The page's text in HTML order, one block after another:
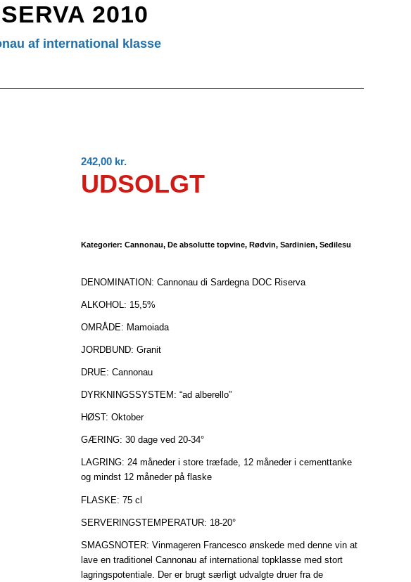
2010
af international klasse
242,00 kr.
UDSOLGT
Kategorier: Cannonau, De absolutte topvine, Rødvin, Sardinien, Sedilesu
DENOMINATION: Cannonau di Sardegna DOC Riserva
ALKOHOL: 15,5%
OMRÅDE: Mamoiada
JORDBUND: Granit
DRUE: Cannonau
DYRKNINGSSYSTEM: “ad alberello”
HØST: Oktober
GÆRING: 30 dage ved 20-34°
LAGRING: 24 måneder i store træfade, 12 måneder i cementtanke
og mindst 12 måneder på flaske
FLASKE: 75 cl
SERVERINGSTEMPERATUR: 18-20°
SMAGSNOTER: Vinmageren Francesco ønskede med denne vin at
lave en traditionel Cannonau af international topklasse med stort
lagringspotentiale. Der er brugt særligt udvalgte druer fra de